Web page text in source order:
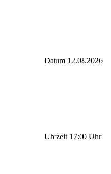
Datum 12.08.2026
Uhrzeit 17:00 Uhr